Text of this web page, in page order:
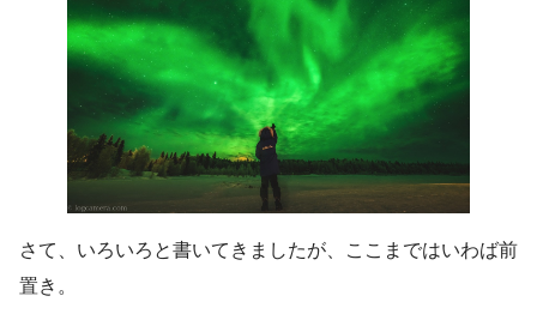
さて、いろいろと書いてきましたが、ここまではいわば前
置き。